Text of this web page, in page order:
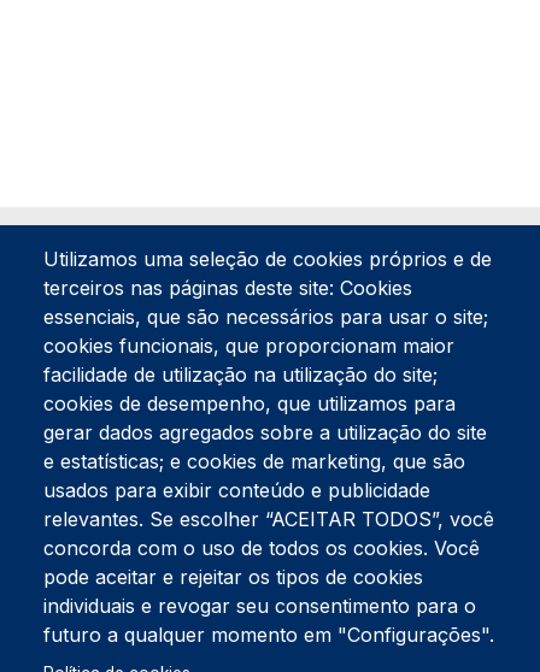
Tel:234 390 100Fax:234 390 100
Endereço Postal
Apartado 42
Rua Gil Eanes 31
3834-908 Gafanha da Nazaré
Estúdios
Rua Prior Guerra
Edifício do Centro Cultural da Gafanha da Nazaré
3830-556 Gafanha da Nazaré
Utilizamos uma seleção de cookies próprios e de
terceiros nas páginas deste site: Cookies
essenciais, que são necessários para usar o site;
cookies funcionais, que proporcionam maior
facilidade de utilização na utilização do site;
cookies de desempenho, que utilizamos para
gerar dados agregados sobre a utilização do site
e estatísticas; e cookies de marketing, que são
usados para exibir conteúdo e publicidade
relevantes. Se escolher “ACEITAR TODOS”, você
concorda com o uso de todos os cookies. Você
pode aceitar e rejeitar os tipos de cookies
individuais e revogar seu consentimento para o
futuro a qualquer momento em "Configurações".